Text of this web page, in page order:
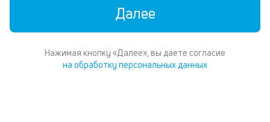
Далее
Нажимая кнопку «Далее», вы даете согласие
на обработку персональных данных